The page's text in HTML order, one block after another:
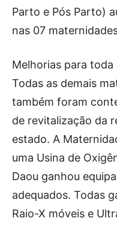
Parto e Pós Parto)
nas 07
Melhorias para
Todas as demais
também foram
de revitalização da
estado. A
uma Usina de
Daou ganhou
adequados. Todas
Raio-X móveis e